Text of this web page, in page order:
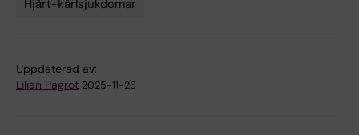
Hjärt-kärlsjukdomar
Uppdaterad av:
Lilian Pagrot 2025-11-26